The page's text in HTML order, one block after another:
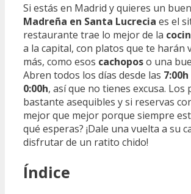
Si estás en Madrid y quieres un
Madreña en Santa Lucrecia es el
restaurante trae lo mejor de la
a la capital, con platos que te harán
más, como esos cachoposo una
Abren todos los días desde las
0:00h, así que no tienes excusa. Los
bastante asequibles y si reservas
mejor que mejor porque siempre
qué esperas? ¡Dale una vuelta a su
disfrutar de un ratito chido!
Índice